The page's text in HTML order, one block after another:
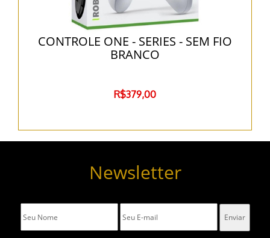
CONTROLE ONE - SERIES - SEM FIO
BRANCO
R$379,00
Newsletter